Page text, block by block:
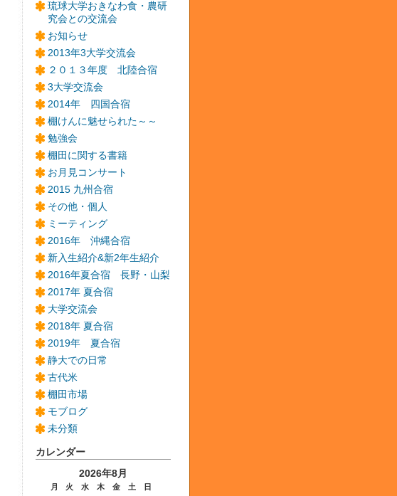
琉球大学おきなわ食・農研
究会との交流会
お知らせ
2013年3大学交流会
２０１３年度 北陸合宿
3大学交流会
2014年 四国合宿
棚けんに魅せられた～～
勉強会
棚田に関する書籍
お月見コンサート
2015 九州合宿
その他・個人
ミーティング
2016年 沖縄合宿
新入生紹介&新2年生紹介
2016年夏合宿 長野・山梨
2017年 夏合宿
大学交流会
2018年 夏合宿
2019年 夏合宿
静大での日常
古代米
棚田市場
モブログ
未分類
カレンダー
2026年8月
月 火 水 木 金 土
日